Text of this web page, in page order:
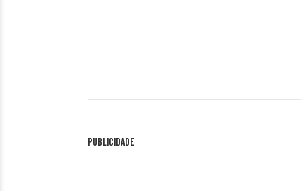
Publicidade